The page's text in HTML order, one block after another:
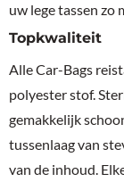
uw lege tassen zo
Topkwaliteit
Alle Car-Bags
polyester stof.
gemakkelijk
tussenlaag van
van de inhoud.